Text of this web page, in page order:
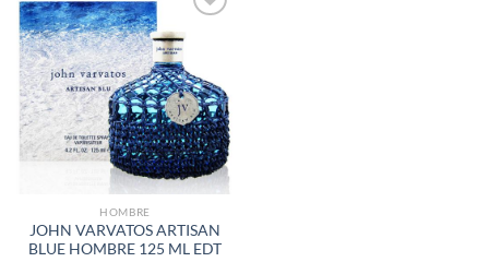
AÑADIR
A LA
LISTA
DE
DESEOS
HOMBRE
JOHN VARVATOS ARTISAN
BLUE HOMBRE 125 ML EDT